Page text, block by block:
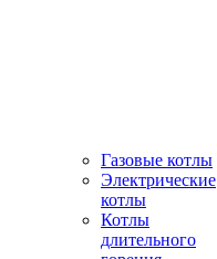
Газовые котлы
Электрические
котлы
Котлы
длительного